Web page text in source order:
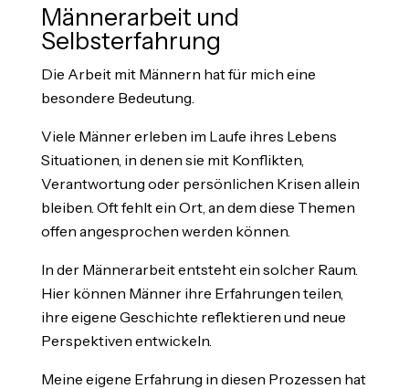
Männerarbeit und
Selbsterfahrung
Die Arbeit mit Männern hat für mich eine
besondere Bedeutung.
Viele Männer erleben im Laufe ihres Lebens
Situationen, in denen sie mit Konflikten,
Verantwortung oder persönlichen Krisen allein
bleiben. Oft fehlt ein Ort, an dem diese Themen
offen angesprochen werden können.
In der Männerarbeit entsteht ein solcher Raum.
Hier können Männer ihre Erfahrungen teilen,
ihre eigene Geschichte reflektieren und neue
Perspektiven entwickeln.
Meine eigene Erfahrung in diesen Prozessen hat